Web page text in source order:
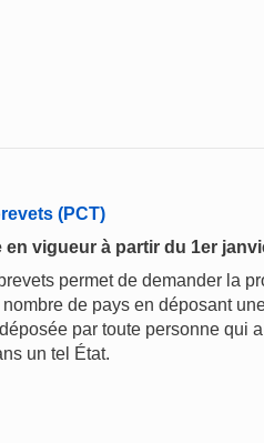
(PCT)
vigueur à partir du 1er
permet de demander la
de pays en déposant
par toute personne qui
un tel État.